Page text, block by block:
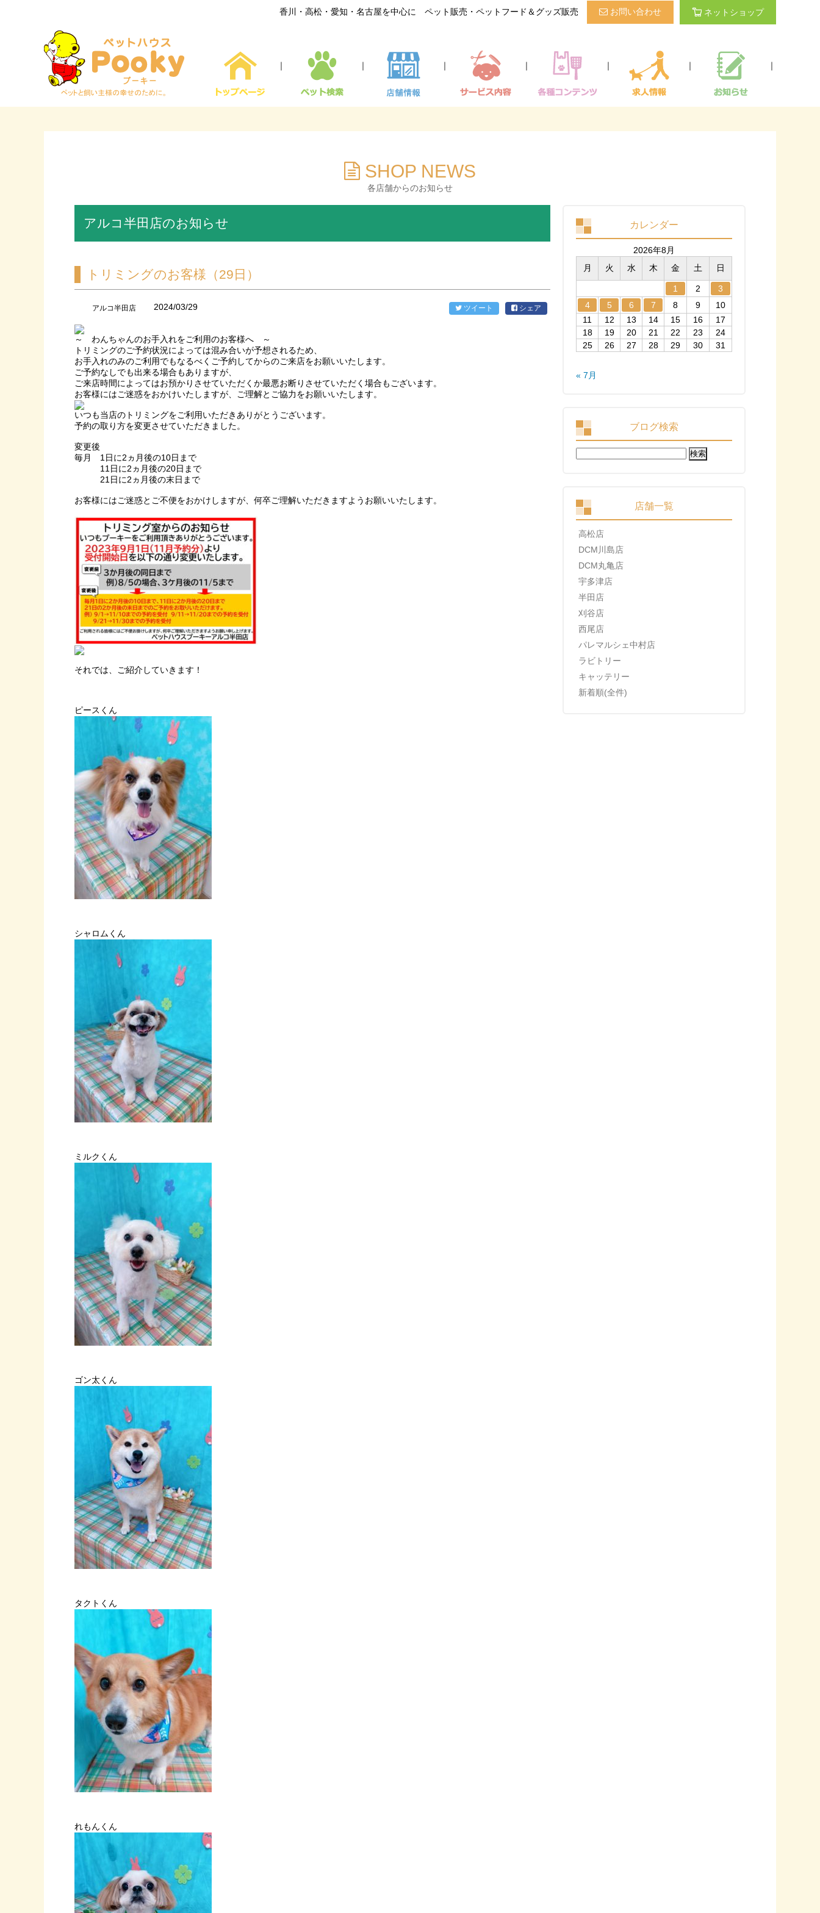
香川・高松・愛知・名古屋を中心に ペット販売・ペットフード＆グッズ販売 お問い合わせ ネットショップ
｜ ｜ ｜ ｜ ｜ ｜ ｜
SHOP NEWS
各店舗からのお知らせ
アルコ半田店のお知らせ
トリミングのお客様（29日）
アルコ半田店 2024/03/29 ツイート シェア
～ わんちゃんのお手入れをご利用のお客様へ ～
トリミングのご予約状況によっては混み合いが予想されるため、
お手入れのみのご利用でもなるべくご予約してからのご来店をお願いいたします。
ご予約なしでも出来る場合もありますが、
ご来店時間によってはお預かりさせていただくか最悪お断りさせていただく場合もございます。
お客様にはご迷惑をおかけいたしますが、ご理解とご協力をお願いいたします。
いつも当店のトリミングをご利用いただきありがとうございます。
予約の取り方を変更させていただきました。
変更後
毎月 1日に2ヵ月後の10日まで
11日に2ヵ月後の20日まで
21日に2ヵ月後の末日まで
お客様にはご迷惑とご不便をおかけしますが、何卒ご理解いただきますようお願いいたします。
それでは、ご紹介していきます！
ピースくん
シャロムくん
ミルクくん
ゴン太くん
タクトくん
れもんくん
カレンダー
2026年8月
月
火 水 木 金 土 日
1 2
3
4
5 6 7 8 9
10
11
12 13 14 15 16
17
18
19 20 21 22 23
24
25
26 27 28 29 30 31
« 7月
ブログ検索
検
索:
店舗一覧
高松店
DCM川島店
DCM丸亀店
宇多津店
半田店
刈谷店
西尾店
パレマルシェ中村店
ラビトリー
キャッテリー
新着順(全件)